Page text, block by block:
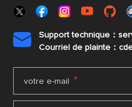

Support technique：
Courriel de plainte：
votre e-mail *